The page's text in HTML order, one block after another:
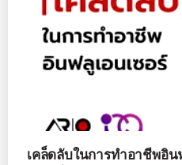
เคล็ดลับในการทำอาชีพอิน